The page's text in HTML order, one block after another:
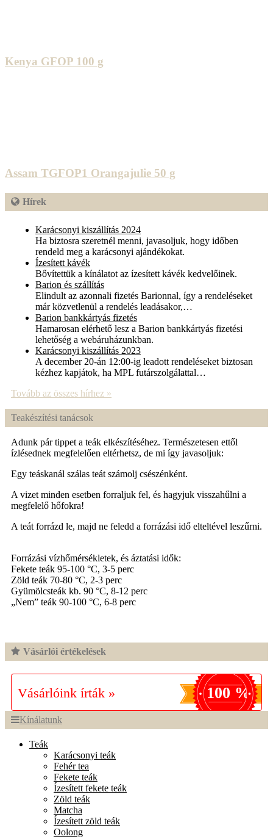
Kenya GFOP 100 g
Assam TGFOP1 Orangajulie 50 g
Hírek
Karácsonyi kiszállítás 2024
Ha biztosra szeretnél menni, javasoljuk, hogy időben
rendeld meg a karácsonyi ajándékokat.
Ízesített kávék
Bővítettük a kínálatot az ízesített kávék kedvelőinek.
Barion és szállítás
Elindult az azonnali fizetés Barionnal, így a rendeléseket
már közvetlenül a rendelés leadásakor,…
Barion bankkártyás fizetés
Hamarosan elérhető lesz a Barion bankkártyás fizetési
lehetőség a webáruházunkban.
Karácsonyi kiszállítás 2023
A december 20-án 12:00-ig leadott rendeléseket biztosan
kézhez kapjátok, ha MPL futárszolgálattal…
Tovább az összes hírhez »
Teakészítési tanácsok
Adunk pár tippet a teák elkészítéséhez. Természetesen ettől
ízlésednek megfelelően eltérhetsz, de mi így javasoljuk:
Egy teáskanál szálas teát számolj csészénként.
A vizet minden esetben forraljuk fel, és hagyjuk visszahűlni a
megfelelő hőfokra!
A teát forrázd le, majd ne feledd a forrázási idő elteltével leszűrni.
Forrázási vízhőmérsékletek, és áztatási idők:
Fekete teák 95-100 °C, 3-5 perc
Zöld teák 70-80 °C, 2-3 perc
Gyümölcsteák kb. 90 °C, 8-12 perc
„Nem” teák 90-100 °C, 6-8 perc
Vásárlói értékelések
Vásárlóink írták » 100 %
Kínálatunk
Teák
Karácsonyi teák
Fehér tea
Fekete teák
Ízesített fekete teák
Zöld teák
Matcha
Ízesített zöld teák
Oolong